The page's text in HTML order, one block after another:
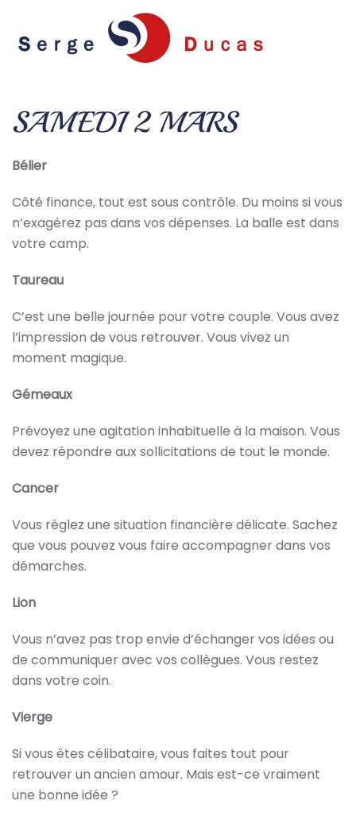
Skip to main content
SAMEDI 2 MARS
Bélier
Côté finance, tout est sous contrôle. Du moins si vous
n’exagérez pas dans vos dépenses. La balle est dans
votre camp.
Taureau
C’est une belle journée pour votre couple. Vous avez
l’impression de vous retrouver. Vous vivez un
moment magique.
Gémeaux
Prévoyez une agitation inhabituelle à la maison. Vous
devez répondre aux sollicitations de tout le monde.
Cancer
Vous réglez une situation financière délicate. Sachez
que vous pouvez vous faire accompagner dans vos
démarches.
Lion
Vous n’avez pas trop envie d’échanger vos idées ou
de communiquer avec vos collègues. Vous restez
dans votre coin.
Vierge
Si vous êtes célibataire, vous faites tout pour
retrouver un ancien amour. Mais est-ce vraiment
une bonne idée ?